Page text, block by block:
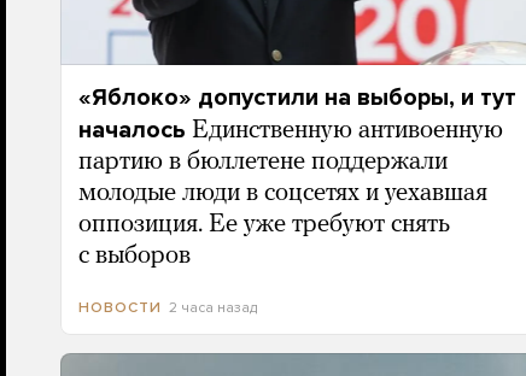
«Яблоко» допустили на выборы, и тут
началось Единственную антивоенную
партию в бюллетене поддержали
молодые люди в соцсетях и уехавшая
оппозиция. Ее уже требуют снять
с выборов
НОВОСТИ 2 часа назад